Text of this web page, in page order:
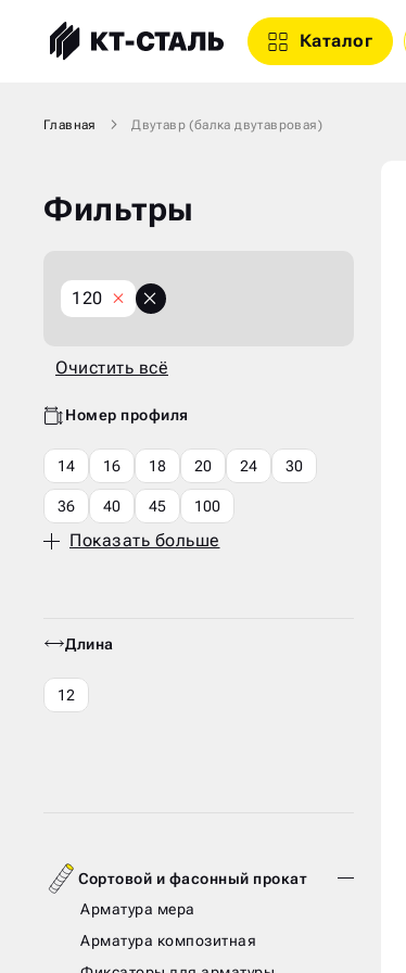
Каталог
Главная Двутавр (балка двутавровая)
Фильтры
120 X
Очистить
Очистить всё
Номер профиля
14 16 18 20 24 30
36 40 45 100
Показать больше
Длина
12
Сортовой и фасонный прокат
Арматура мера
Арматура композитная